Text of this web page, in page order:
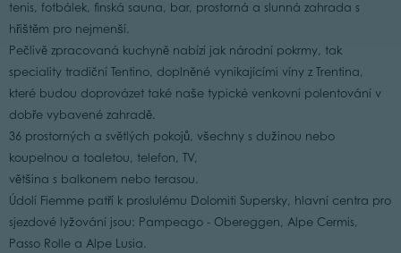
tenis, fotbálek, finská sauna, bar, prostorná a slunná zahrada s
hřištěm pro nejmenší.
Pečlivě zpracovaná kuchyně nabízí jak národní pokrmy, tak
speciality tradiční Tentino, doplněné vynikajícími víny z Trentina,
které budou doprovázet také naše typické venkovní polentování v
dobře vybavené zahradě.
36 prostorných a světlých pokojů, všechny s dužinou nebo
koupelnou a toaletou, telefon, TV,
většina s balkonem nebo terasou.
Údolí Fiemme patří k proslulému Dolomiti Supersky, hlavní centra pro
sjezdové lyžování jsou: Pampeago - Obereggen, Alpe Cermis,
Passo Rolle a Alpe Lusia.